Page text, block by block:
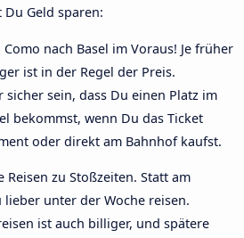
Geld sparen:
nach Basel im Voraus! Je früher
ist in der Regel der Preis.
sein, dass Du einen Platz im
bekommst, wenn Du das Ticket
oder direkt am Bahnhof kaufst.
zu Stoßzeiten. Statt am
unter der Woche reisen.
ist auch billiger, und spätere